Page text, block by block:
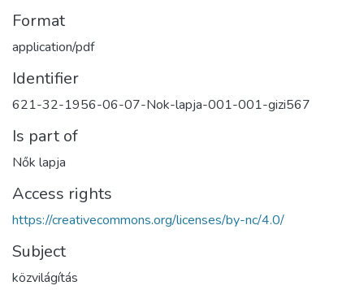
Format
application/pdf
Identifier
621-32-1956-06-07-Nok-lapja-001-001-gizi567
Is part of
Nők lapja
Access rights
https://creativecommons.org/licenses/by-nc/4.0/
Subject
közvilágítás